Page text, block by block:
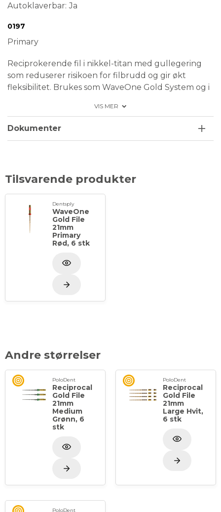
Autoklaverbar Ja
Medical Device
0197
Primary
Reciprokerende fil i nikkel-titan med gullegering
som reduserer risikoen for filbrudd og gir økt
fleksibilitet. Brukes som WaveOne Gold System og i
VIS MER
Dokumenter
Tilsvarende produkter
Dentsply
WaveOne
Gold File
21mm
Primary
Rød, 6 stk
Andre størrelser
PoloDent
Reciprocal
Gold File
21mm
Medium
Grønn, 6
stk
PoloDent
Reciprocal
Gold File
21mm
Large Hvit,
6 stk
PoloDent